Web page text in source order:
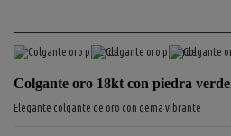
Colgante oro 18kt con piedra verde
Elegante colgante de oro con gema vibrante